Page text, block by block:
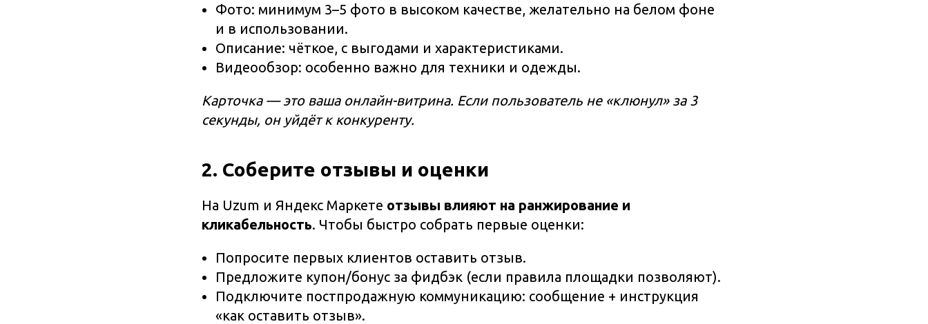
Фото: минимум 3–5 фото в высоком качестве, желательно на белом фоне
и в использовании.
Описание: чёткое, с выгодами и характеристиками.
Видеообзор: особенно важно для техники и одежды.
Карточка — это ваша онлайн-витрина. Если пользователь не «клюнул» за 3
секунды, он уйдёт к конкуренту.
2. Соберите отзывы и оценки
На Uzum и Яндекс Маркете отзывы влияют на ранжирование и
кликабельность. Чтобы быстро собрать первые оценки:
Попросите первых клиентов оставить отзыв.
Предложите купон/бонус за фидбэк (если правила площадки позволяют).
Подключите постпродажную коммуникацию: сообщение + инструкция
«как оставить отзыв».